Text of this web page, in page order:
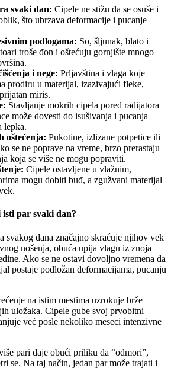
svaki dan: Cipele ne stižu da se osuše i
što ubrzava deformacije i pucanje
podlogama: So, šljunak, blato i
troše đon i oštećuju gornjište mnogo
i nege: Prljavština i vlaga koje
prodiru u materijal, izazivajući fleke,
miris.
Stavljanje mokrih cipela pored radijatora
može dovesti do isušivanja i pucanja
lepka.
oštećenja: Pukotine, izlizane potpetice ili
se ne poprave na vreme, brzo prerastaju
koja se više ne mogu popraviti.
Cipele ostavljene u vlažnim,
mogu dobiti buđ, a zgužvani materijal
par svaki dan?
svakog dana značajno skraćuje njihov vek
nošenja, obuća upija vlagu iz znoja
Ako se ne ostavi dovoljno vremena da
postaje podložan deformacijama, pucanju
na istim mestima uzrokuje brže
uložaka. Cipele gube svoj prvobitni
već posle nekoliko meseci intenzivne
pari daje obući priliku da “odmori”,
se. Na taj način, jedan par može trajati i